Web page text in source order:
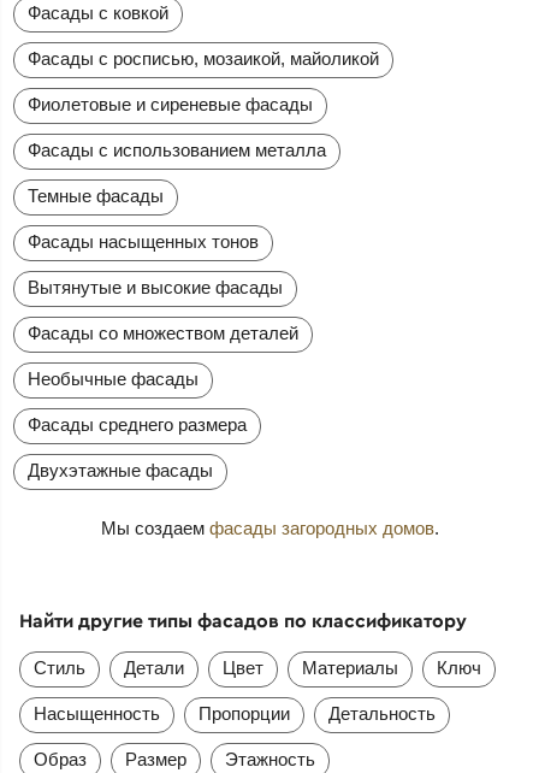
Фасады с ковкой
Фасады с росписью, мозаикой, майоликой
Фиолетовые и сиреневые фасады
Фасады с использованием металла
Темные фасады
Фасады насыщенных тонов
Вытянутые и высокие фасады
Фасады со множеством деталей
Необычные фасады
Фасады среднего размера
Двухэтажные фасады
Мы создаем фасады загородных домов.
Найти другие типы фасадов по классификатору
Стиль Детали Цвет Материалы Ключ
Насыщенность Пропорции Детальность
Образ Размер Этажность